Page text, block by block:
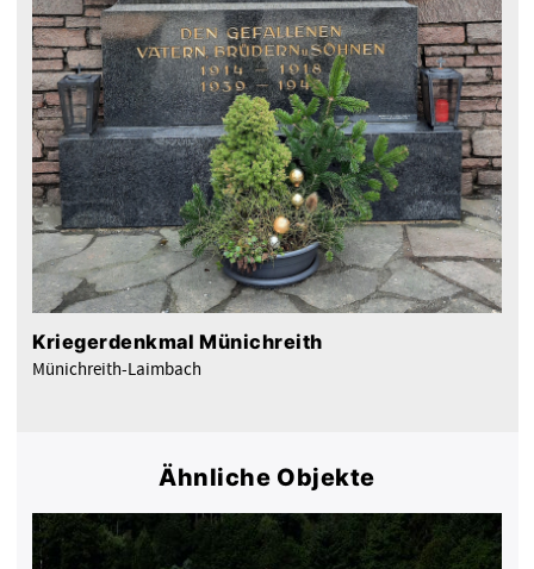
Kriegerdenkmal Münichreith
Münichreith-Laimbach
Ähnliche Objekte